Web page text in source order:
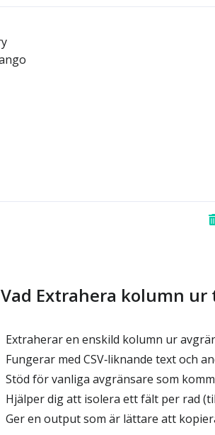
Vad Extrahera kolumn ur
Extraherar en enskild kolumn ur
Fungerar med CSV‑liknande text och
Stöd för vanliga avgränsare som
Hjälper dig att isolera ett fält per rad
Ger en output som är lättare att